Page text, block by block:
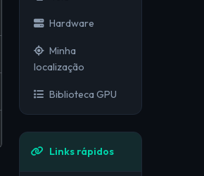
Hardware
Minha
localização
Biblioteca GPU
Links rápidos